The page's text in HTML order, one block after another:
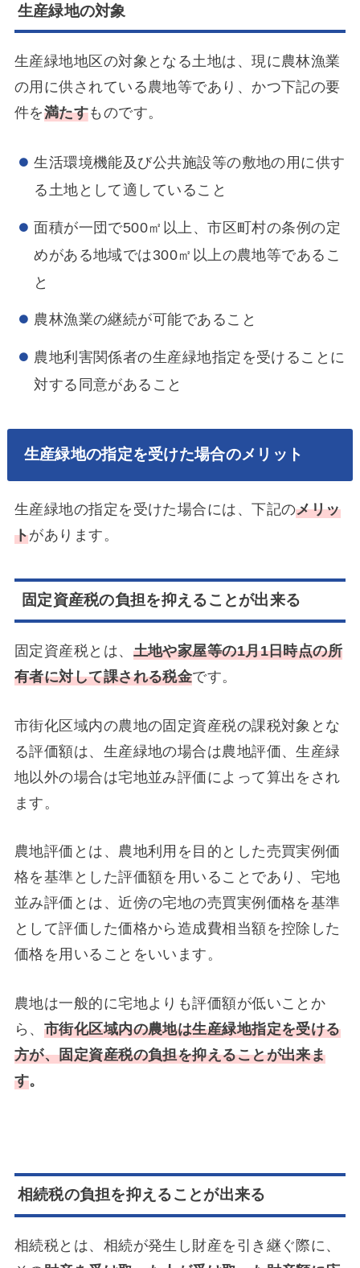
生産緑地の対象
生産緑地地区の対象となる土地は、現に農林漁業
の用に供されている農地等であり、かつ下記の要
件を満たすものです。
生活環境機能及び公共施設等の敷地の用に供す
る土地として適していること
面積が一団で500㎡以上、市区町村の条例の定
めがある地域では300㎡以上の農地等であるこ
と
農林漁業の継続が可能であること
農地利害関係者の生産緑地指定を受けることに
対する同意があること
生産緑地の指定を受けた場合のメリット
生産緑地の指定を受けた場合には、下記のメリッ
トがあります。
固定資産税の負担を抑えることが出来る
固定資産税とは、 土地や家屋等の1月1日時点の所
有者に対して課される税金です。
市街化区域内の農地の固定資産税の課税対象とな
る評価額は、生産緑地の場合は農地評価、生産緑
地以外の場合は宅地並み評価によって算出をされ
ます。
農地評価とは、農地利用を目的とした売買実例価
格を基準とした評価額を用いることであり、宅地
並み評価とは、近傍の宅地の売買実例価格を基準
として評価した価格から造成費相当額を控除した
価格を用いることをいいます。
農地は一般的に宅地よりも評価額が低いことか
ら、 市街化区域内の農地は生産緑地指定を受ける
方が、固定資産税の負担を抑えることが出来ま
す。
相続税の負担を抑えることが出来る
相続税とは、相続が発生し財産を引き継ぐ際に、